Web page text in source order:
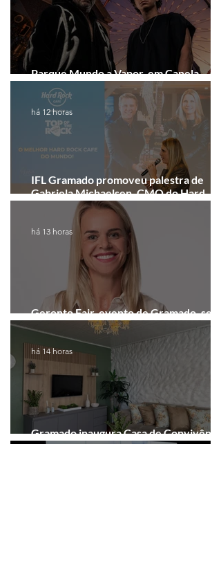
Parque Mundo a Vapor, em Canela,
recebe festival eletrônico em agosto
IFL Gramado promoveu palestra de
Gabriela Michaelsen, CMO do Hard
Rock Cafe Gramado
há 12 horas
Geronto Fair, evento de Gramado, será
realizada em formato digital
há 13 horas
Gramado inaugura Casa de Convivência
dedicada às mulheres
há 14 horas